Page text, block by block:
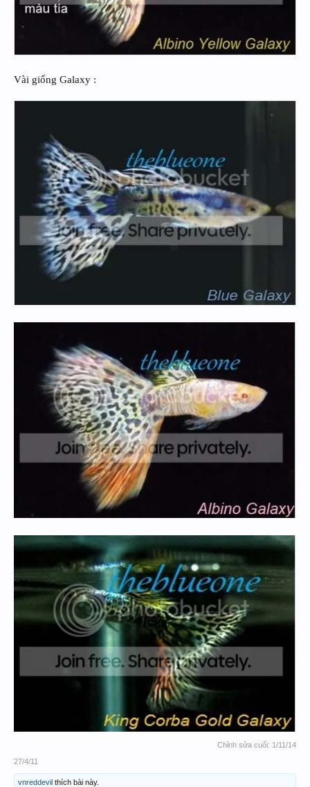
Vài giống Galaxy :
Chỉnh sửa cuối: 1/11/14
27/4/11
vnreddevil thích bài này.